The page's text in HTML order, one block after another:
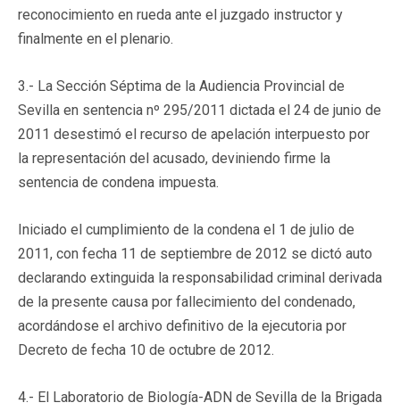
reconocimiento en rueda ante el juzgado instructor y
finalmente en el plenario.
3.- La Sección Séptima de la Audiencia Provincial de
Sevilla en sentencia nº 295/2011 dictada el 24 de junio de
2011 desestimó el recurso de apelación interpuesto por
la representación del acusado, deviniendo firme la
sentencia de condena impuesta.
Iniciado el cumplimiento de la condena el 1 de julio de
2011, con fecha 11 de septiembre de 2012 se dictó auto
declarando extinguida la responsabilidad criminal derivada
de la presente causa por fallecimiento del condenado,
acordándose el archivo definitivo de la ejecutoria por
Decreto de fecha 10 de octubre de 2012.
4.- El Laboratorio de Biología-ADN de Sevilla de la Brigada